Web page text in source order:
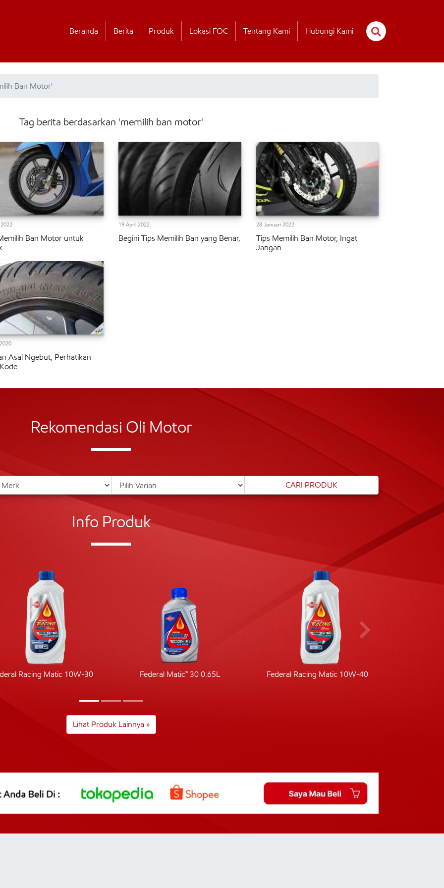
Beranda Berita Produk Lokasi FOC Tentang Kami Hubungi Kami
Ban Motor'
Tag berita berdasarkan 'memilih ban motor'
Ban Motor untuk
19 April 2022
Begini Tips Memilih Ban yang Benar,
28 Januari 2022
Tips Memilih Ban Motor, Ingat
Jangan
Asal Ngebut, Perhatikan
Rekomendasi Oli Motor
Info Produk
Racing Matic 10W-30 Federal Matic™ 30 0.65L Federal Racing Matic 10W-40
Lihat Produk Lainnya »